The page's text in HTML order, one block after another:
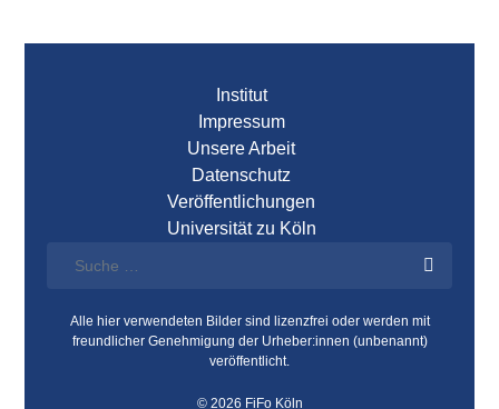
Institut
Impressum
Unsere Arbeit
Datenschutz
Veröffentlichungen
Universität zu Köln
Alle hier verwendeten Bilder sind lizenzfrei oder werden mit
freundlicher Genehmigung der Urheber:innen (unbenannt)
veröffentlicht.
© 2026 FiFo Köln